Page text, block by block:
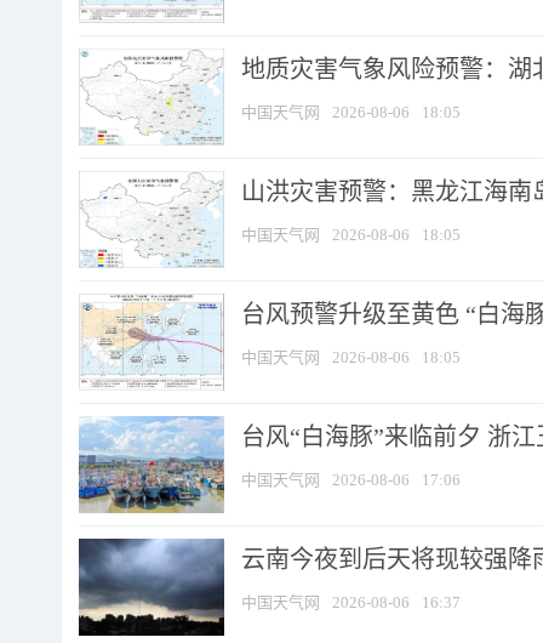
地质灾害气象风险预警：湖
中国天气网 2026-08-06 18:05
山洪灾害预警：黑龙江海
中国天气网 2026-08-06 18:05
台风预警升级至黄色 “白海
中国天气网 2026-08-06 18:05
台风“白海豚”来临前夕 浙
中国天气网 2026-08-06 17:06
云南今夜到后天将现较强降
中国天气网 2026-08-06 16:37